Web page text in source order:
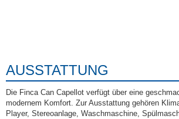
AUSSTATTUNG
Die Finca Can Capellot verfügt über eine
modernem Komfort. Zur Ausstattung gehören
Player, Stereoanlage, Waschmaschine,